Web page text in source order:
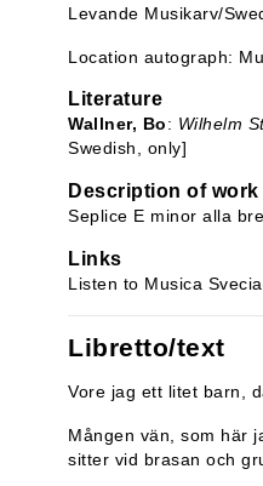
Levande Musikarv/
Location autograph:
Literature
Wallner, Bo: Wilhelm
Swedish, only]
Description of work
Seplice E minor alla
Links
Listen to Musica
Libretto/text
Vore jag ett litet barn,
Mången vän, som här
sitter vid brasan och